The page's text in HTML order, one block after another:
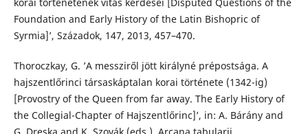
Foundation and Early History of the Latin Bishopric of
Syrmia]’, Századok, 147, 2013, 457–470.
Thoroczkay, G. ’A messziről jött királyné prépostsága. A
hajszentlőrinci társaskáptalan korai története (1342-ig)
[Provostry of the Queen from far away. The Early History of
the Collegial-Chapter of Hajszentlőrinc]’, in: A. Bárány and
G. Dreska and K. Szovák (eds.), Arcana tabularii.